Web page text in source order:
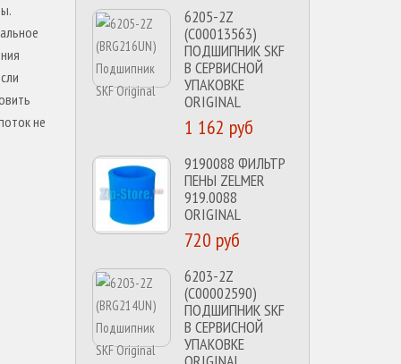
не
6205-2Z
(C00013563)
ПОДШИПНИК SKF
В СЕРВИСНОЙ
УПАКОВКЕ
ORIGINAL
1 162 руб
9190088 ФИЛЬТР
ПЕНЫ ZELMER
919.0088
ORIGINAL
720 руб
6203-2Z
(C00002590)
ПОДШИПНИК SKF
В СЕРВИСНОЙ
УПАКОВКЕ